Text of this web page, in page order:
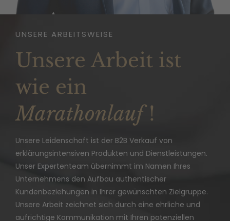
UNSERE ARBEITSWEISE
Unsere Arbeit ist
wie ein
Marathonlauf!
Unsere Leidenschaft ist der B2B Verkauf von
erklärungsintensiven Produkten und Dienstleistungen.
Unser Expertenteam übernimmt im Namen Ihres
Unternehmens den Aufbau authentischer
Kundenbeziehungen in Ihrer gewünschten Zielgruppe.
Unsere Arbeit zeichnet sich durch eine ehrliche und
aufrichtige Kommunikation mit Ihren potenziellen
0
1
0
1
0
1
0
1